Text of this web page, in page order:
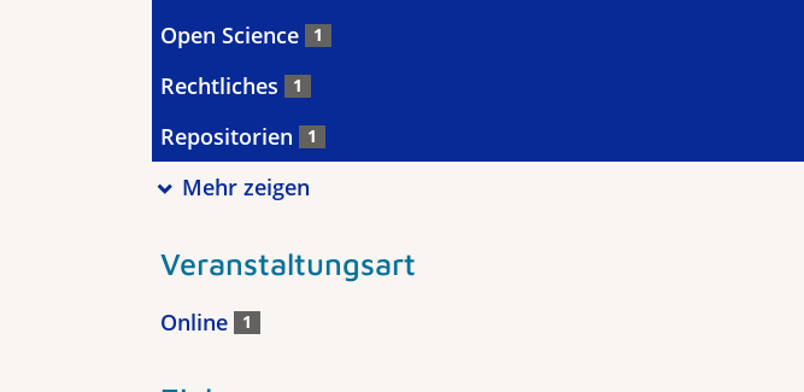
Open Science 1
Rechtliches 1
Repositorien 1
Mehr zeigen
Veranstaltungsart
Online 1